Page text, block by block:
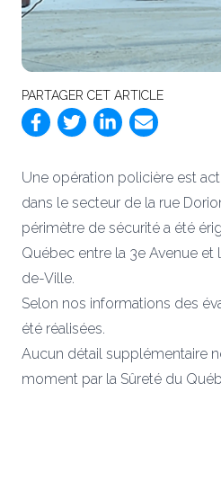
PARTAGER CET ARTICLE
Une opération policière est
dans le secteur de la rue
périmètre de sécurité a été
Québec entre la 3e Avenue et
de-Ville.
Selon nos informations des
été réalisées.
Aucun détail supplémentaire
moment par la Sûreté du